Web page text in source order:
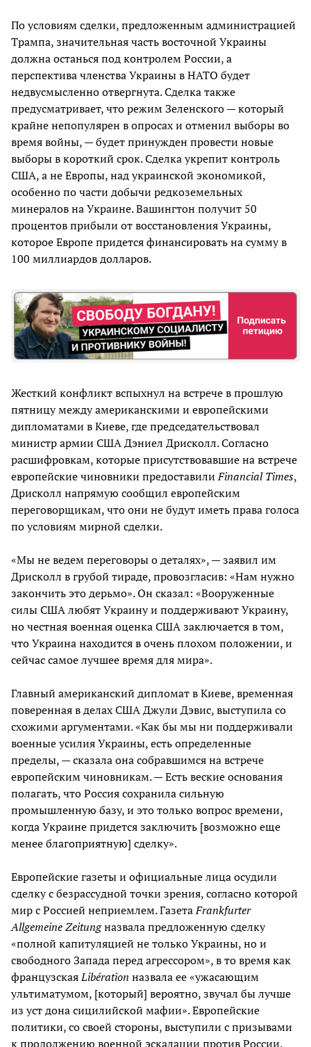
По условиям сделки, предложенным администрацией
Трампа, значительная часть восточной Украины
должна останься под контролем России, а
перспектива членства Украины в НАТО будет
недвусмысленно отвергнута. Сделка также
предусматривает, что режим Зеленского — который
крайне непопулярен в опросах и отменил выборы во
время войны, — будет принужден провести новые
выборы в короткий срок. Сделка укрепит контроль
США, а не Европы, над украинской экономикой,
особенно по части добычи редкоземельных
минералов на Украине. Вашингтон получит 50
процентов прибыли от восстановления Украины,
которое Европе придется финансировать на сумму в
100 миллиардов долларов.
Жесткий конфликт вспыхнул на встрече в прошлую
пятницу между американскими и европейскими
дипломатами в Киеве, где председательствовал
министр армии США Дэниел Дрисколл. Согласно
расшифровкам, которые присутствовавшие на встрече
европейские чиновники предоставилиFinancial Times,
Дрисколл напрямую сообщил европейским
переговорщикам, что они не будут иметь права голоса
по условиям мирной сделки.
«Мы не ведем переговоры о деталях», — заявил им
Дрисколл в грубой тираде, провозгласив: «Нам нужно
закончить это дерьмо». Он сказал: «Вооруженные
силы США любят Украину и поддерживают Украину,
но честная военная оценка США заключается в том,
что Украина находится в очень плохом положении, и
сейчас самое лучшее время для мира».
Главный американский дипломат в Киеве, временная
поверенная в делах США Джули Дэвис, выступила со
схожими аргументами. «Как бы мы ни поддерживали
военные усилия Украины, есть определенные
пределы, — сказала она собравшимся на встрече
европейским чиновникам. — Есть веские основания
полагать, что Россия сохранила сильную
промышленную базу, и это только вопрос времени,
когда Украине придется заключить [возможно еще
менее благоприятную] сделку».
Европейские газеты и официальные лица осудили
сделку с безрассудной точки зрения, согласно которой
мир с Россией неприемлем. ГазетаFrankfurter
AllgemeineZeitungназвала предложенную сделку
«полной капитуляцией не только Украины, но и
свободного Запада перед агрессором», в то время как
французскаяLibération назвала ее «ужасающим
ультиматумом, [который] вероятно, звучал бы лучше
из уст дона сицилийской мафии». Европейские
политики, со своей стороны, выступили с призывами
к продолжению военной эскалации против России.